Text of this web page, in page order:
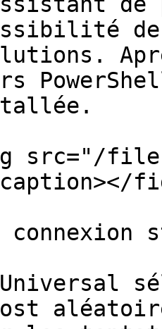
de
src="/files/
connexion
Universal